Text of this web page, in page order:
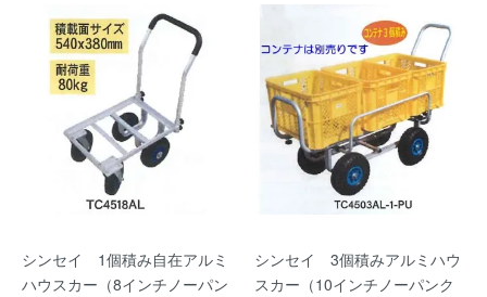
シンセイ 1個積み自在アルミ
ハウスカー（8インチノーパン
シンセイ 3個積みアルミハウ
スカー（10インチノーパンク